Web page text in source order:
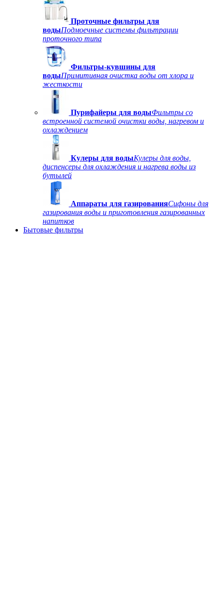
Проточные фильтры для
водыПодмоечные системы фильтрации
проточного типа
Фильтры-кувшины для
водыПримитивная очистка воды от хлора и
жесткости
Пурифайеры для водыФильтры со
встроенной системой очистки воды, нагревом и
охлаждением
Кулеры для водыКулеры для воды,
диспенсеры для охлаждения и нагрева воды из
бутылей
Аппараты для газированияСифоны для
газирования воды и приготовления газированных
напитков
Бытовые фильтры